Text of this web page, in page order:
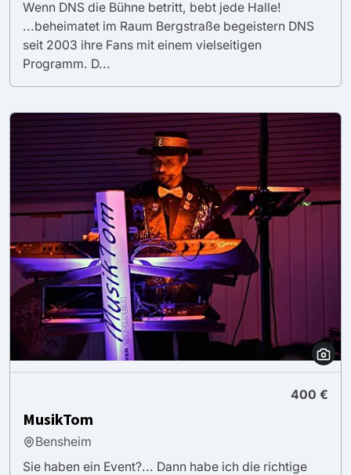
Wenn DNS die Bühne betritt, bebt jede Halle!
...beheimatet im Raum Bergstraße begeistern DNS
seit 2003 ihre Fans mit einem vielseitigen
Programm. D...
400 €
MusikTom
Bensheim
Sie haben ein Event?... Dann habe ich die richtige